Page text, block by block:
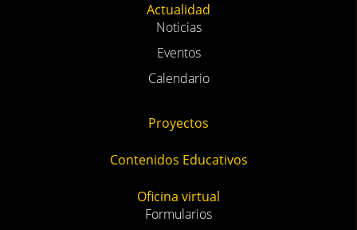
Actualidad
Noticias
Eventos
Calendario
Proyectos
Contenidos Educativos
Oficina virtual
Formularios